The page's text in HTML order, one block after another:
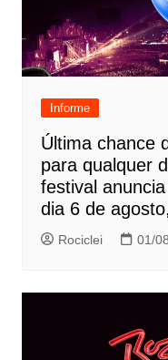
Informe
Última chance
para qualquer
festival
dia 6 de
Rociclei 01/